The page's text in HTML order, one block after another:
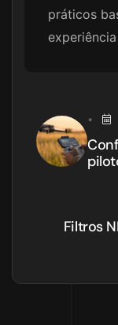
práticos
Filtros